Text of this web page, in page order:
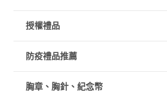
授權禮品
防疫禮品推薦
胸章、胸針、紀念幣